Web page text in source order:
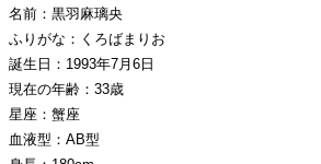
名前：黒羽麻璃央
ふりがな：くろばまりお
誕生日：1993年7月6日
現在の年齢：33歳
星座：蟹座
血液型：AB型